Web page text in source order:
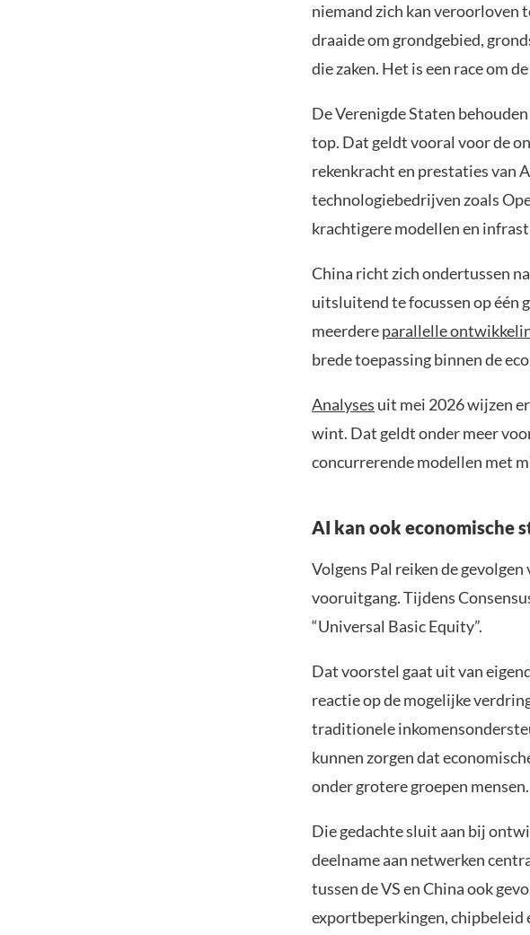
niemand zich kan veroorloven
draaide om grondgebied,
die zaken. Het is een race om
De Verenigde Staten
top. Dat geldt vooral voor de
rekenkracht en prestaties van
technologiebedrijven zoals
krachtigere modellen en
China richt zich ondertussen
uitsluitend te focussen op één
meerdereparallelle
brede toepassing binnen de
Analyses uit mei 2026 wijzen
wint. Dat geldt onder meer
concurrerende modellen met
AI kan ook economische
Volgens Pal reiken de
vooruitgang. Tijdens
“Universal Basic Equity”.
Dat voorstel gaat uit van
reactie op de mogelijke
traditionele
kunnen zorgen dat
onder grotere groepen mensen.
Die gedachte sluit aan bij
deelname aan netwerken
tussen de VS en China ook
exportbeperkingen, chipbeleid